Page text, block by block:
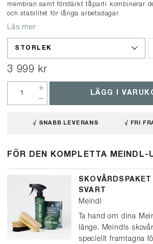
membran samt förstärkt tåparti kombinerar
och stabilitet för långa arbetsdagar.
Läs mer
STORLEK
3 999 kr
LÄGG I
√ SNABB LEVERANS √ FRI
FÖR DEN KOMPLETTA MEINDL-
SVART
Meindl
Ta hand om dina
länge. Meindls
speciellt framtagna